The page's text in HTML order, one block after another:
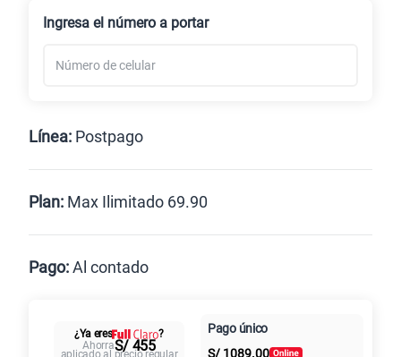
Ingresa el número a portar
Línea: Postpago
Postpago
Plan: Max Ilimitado 69.90
125GBen alta velocidad
S/
Pago:Al contado
Al contado Cuotas Claro
¿Ya eres
Ahorra S/ 455
Pago único
S/ 1089.00